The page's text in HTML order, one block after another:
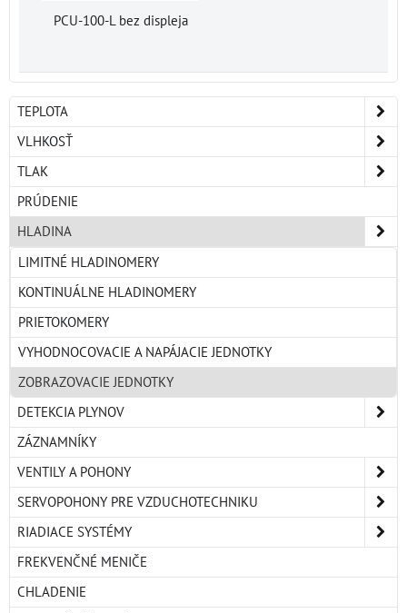
PCU-100-L bez displeja
TEPLOTA
VLHKOSŤ
TLAK
PRÚDENIE
HLADINA
LIMITNÉ HLADINOMERY
KONTINUÁLNE HLADINOMERY
PRIETOKOMERY
VYHODNOCOVACIE A NAPÁJACIE JEDNOTKY
ZOBRAZOVACIE JEDNOTKY
DETEKCIA PLYNOV
ZÁZNAMNÍKY
VENTILY A POHONY
SERVOPOHONY PRE VZDUCHOTECHNIKU
RIADIACE SYSTÉMY
FREKVENČNÉ MENIČE
CHLADENIE